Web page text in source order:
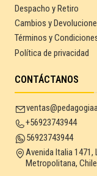
Despacho y Retiro
Cambios y
Términos y
Política de privacidad
CONTÁCTANOS
+56923743944
56923743944
Avenida Italia 1471,
Metropolitana, Chile